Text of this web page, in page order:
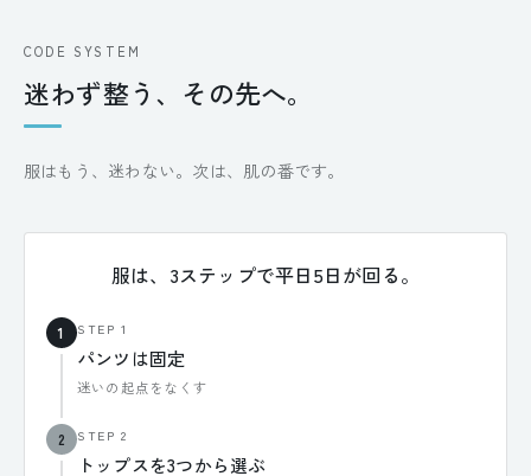
CODE SYSTEM
迷わず整う、その先へ。
服はもう、迷わない。次は、肌の番です。
服は、3ステップで平日5日が回る。
1 STEP 1
パンツは固定
迷いの起点をなくす
2 STEP 2
トップスを3つから選ぶ